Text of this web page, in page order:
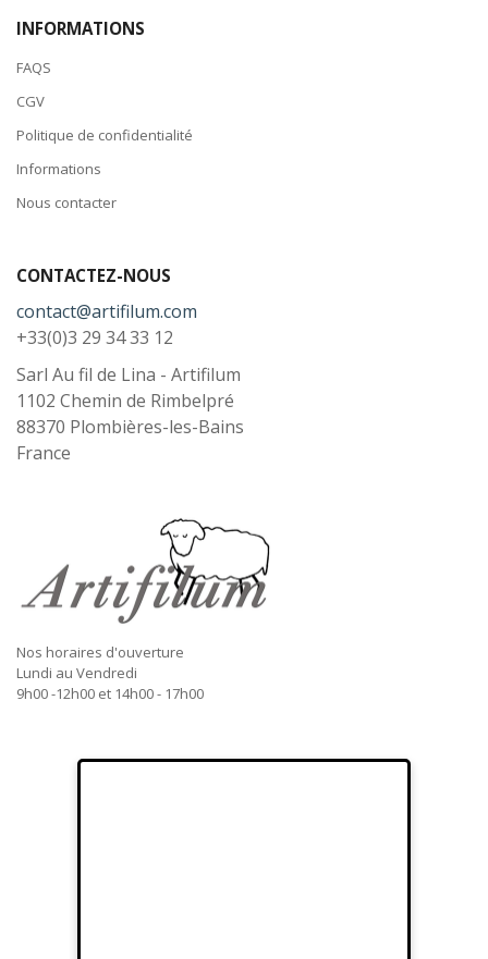
INFORMATIONS
FAQS
CGV
Politique de confidentialité
Informations
Nous contacter
CONTACTEZ-NOUS
contact@artifilum.com
+33(0)3 29 34 33 12
Sarl Au fil de Lina - Artifilum
1102 Chemin de Rimbelpré
88370 Plombières-les-Bains
France
Nos horaires d'ouverture
Lundi au Vendredi
9h00 -12h00 et 14h00 - 17h00